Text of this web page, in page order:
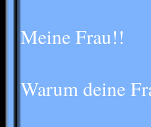
Meine Frau!!
Warum deine